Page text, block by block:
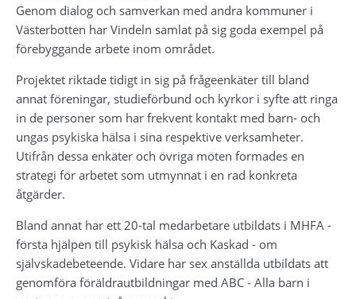
Genom dialog och samverkan med andra kommuner i
Västerbotten har Vindeln samlat på sig goda exempel på
förebyggande arbete inom området.
Projektet riktade tidigt in sig på frågeenkäter till bland
annat föreningar, studieförbund och kyrkor i syfte att ringa
in de personer som har frekvent kontakt med barn- och
ungas psykiska hälsa i sina respektive verksamheter.
Utifrån dessa enkäter och övriga möten formades en
strategi för arbetet som utmynnat i en rad konkreta
åtgärder.
Bland annat har ett 20-tal medarbetare utbildats i MHFA -
första hjälpen till psykisk hälsa och Kaskad - om
självskadebeteende. Vidare har sex anställda utbildats att
genomföra föräldrautbildningar med ABC - Alla barn i